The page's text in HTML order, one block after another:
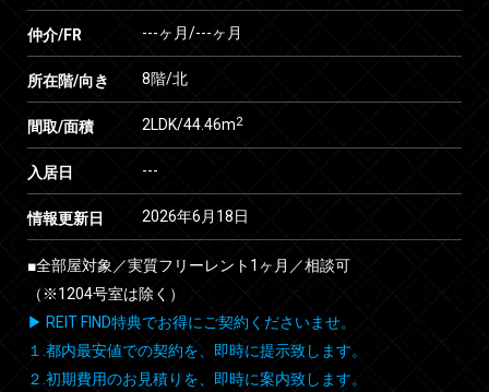
仲介/FR ---ヶ月/---ヶ月
所在階/向き 8階/北
間取/面積 2LDK/44.46m2
入居日 ---
情報更新日 2026年6月18日
■全部屋対象／実質フリーレント1ヶ月／相談可
（※1204号室は除く）
▶ REIT FIND特典でお得にご契約くださいませ。
１.都内最安値での契約を、即時に提示致します。
２.初期費用のお見積りを、即時に案内致します。